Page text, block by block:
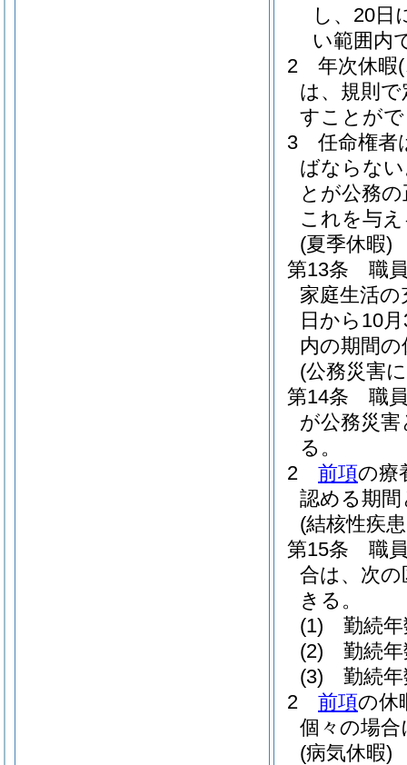
し、20日
い範囲内
2
年次休暇
は、規則
すことが
3
任命権者
ばならな
とが公務
これを与
(夏季休暇)
第13条
職
家庭生活
日から10
内の期間
(公務災害
第14条
職
が公務災
る。
2
前項の療
認める期
(結核性疾
第15条
職
合は、次
きる。
(1)
勤続
(2)
勤続
(3)
勤続
2
前項の休
個々の場
(病気休暇)